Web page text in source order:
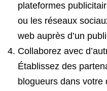
plateformes
ou les réseaux
web auprès d’un
Collaborez avec
Établissez des
blogueurs dans votre